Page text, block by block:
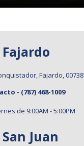
Fajardo, 00738
- (787) 468-1009
de 9:00AM - 5:00PM
Juan